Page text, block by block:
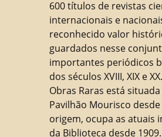
600 títulos de revistas
internacionais e
reconhecido valor
guardados nesse
importantes periódicos
dos séculos XVIII, XIX e
Obras Raras está
Pavilhão Mourisco desde
origem, ocupa as atuais
da Biblioteca desde 1909.